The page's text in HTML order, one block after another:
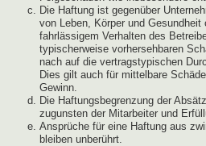
Die Haftung ist gegenüber
von Leben, Körper und
fahrlässigem Verhalten des
typischerweise vorhersehbaren
nach auf die vertragstypischen
Dies gilt auch für mittelbare
Gewinn.
Die Haftungsbegrenzung der
zugunsten der Mitarbeiter und
Ansprüche für eine Haftung aus
bleiben unberührt.